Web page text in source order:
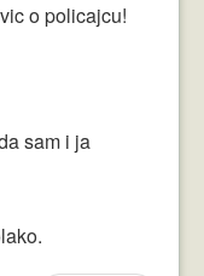
o policajcu!
sam i ja